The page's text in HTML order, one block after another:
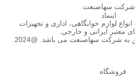
لوازم خوابگاهی، اداری و تجهیزات
معتبر ایرانی و خارجی.
شرکت سهاصنعت می باشد. @2024
فروشگاه